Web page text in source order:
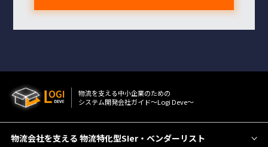
物流を⽀える中⼩企業のための
システム開発会社ガイド〜Logi Deve〜
物流会社を支える 物流特化型SIer・ベンダーリスト